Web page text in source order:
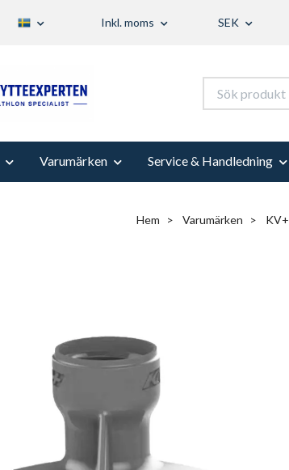
Inkl. moms SEK
Varumärken Service & Handledning
Hem Varumärken KV+